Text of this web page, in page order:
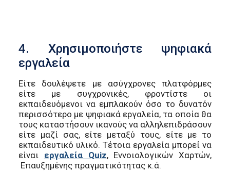
4. Χρησιμοποιήστε ψηφιακά
εργαλεία
Είτε δουλέψετε με ασύγχρονες πλατφόρμες
είτε με συγχρονικές, φροντίστε οι
εκπαιδευόμενοι να εμπλακούν όσο το δυνατόν
περισσότερο με ψηφιακά εργαλεία, τα οποία θα
τους καταστήσουν ικανούς να αλληλεπιδράσουν
είτε μαζί σας, είτε μεταξύ τους, είτε με το
εκπαιδευτικό υλικό. Τέτοια εργαλεία μπορεί να
είναι εργαλεία Quiz, Εννοιολογικών Χαρτών,
Επαυξημένης πραγματικότητας κ.ά.